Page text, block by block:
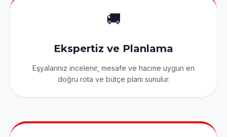
🚚
Ekspertiz ve Planlama
Eşyalarınız incelenir, mesafe ve hacme uygun en
doğru rota ve bütçe planı sunulur.